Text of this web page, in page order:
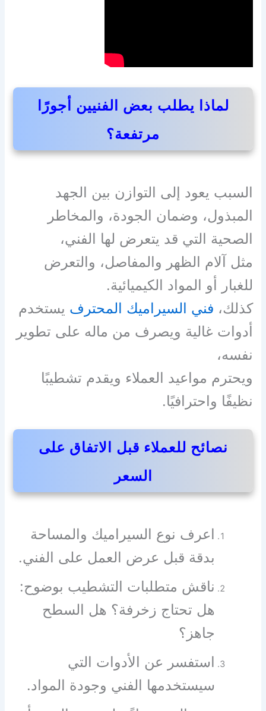
لماذا يطلب بعض الفنيين أجورًا
مرتفعة؟
السبب يعود إلى التوازن بين الجهد
المبذول، وضمان الجودة، والمخاطر
الصحية التي قد يتعرض لها الفني،
مثل آلام الظهر والمفاصل، والتعرض
للغبار أو المواد الكيميائية.
كذلك، فني السيراميك المحترف يستخدم
أدوات غالية ويصرف من ماله على تطوير
نفسه،
ويحترم مواعيد العملاء ويقدم تشطيبًا
نظيفًا واحترافيًا.
نصائح للعملاء قبل الاتفاق على
السعر
اعرف نوع السيراميك والمساحة
بدقة قبل عرض العمل على الفني.
ناقش متطلبات التشطيب بوضوح:
هل تحتاج زخرفة؟ هل السطح
جاهز؟
استفسر عن الأدوات التي
سيستخدمها الفني وجودة المواد.